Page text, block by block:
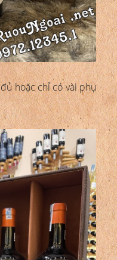
hoặc chỉ có vài phụ